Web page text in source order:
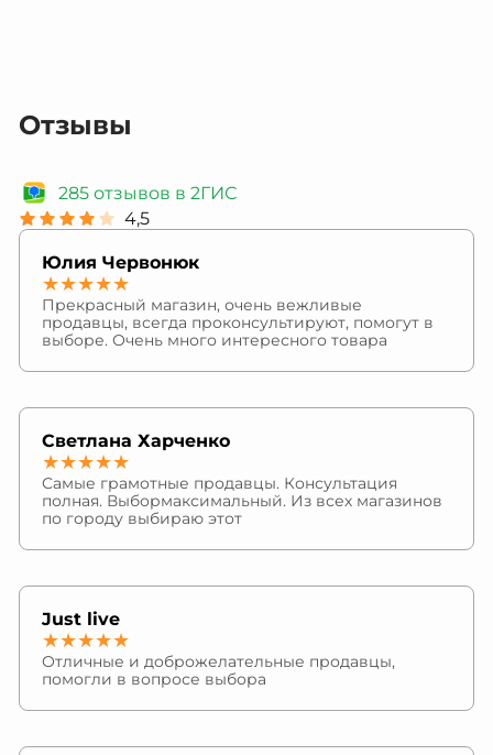
Отзывы
285 отзывов в 2ГИС
4,5
Юлия Червонюк
★★★★★
Прекрасный магазин, очень вежливые
продавцы, всегда проконсультируют, помогут в
выборе. Очень много интересного товара
Светлана Харченко
★★★★★
Самые грамотные продавцы. Консультация
полная. Выбормаксимальный. Из всех магазинов
по городу выбираю этот
Just live
★★★★★
Отличные и доброжелательные продавцы,
помогли в вопросе выбора